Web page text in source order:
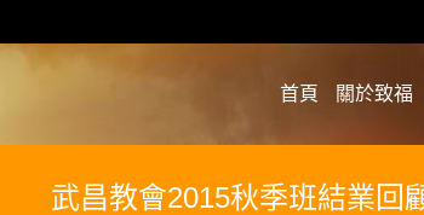
首頁 關於致福
武昌教會2015秋季班結業回